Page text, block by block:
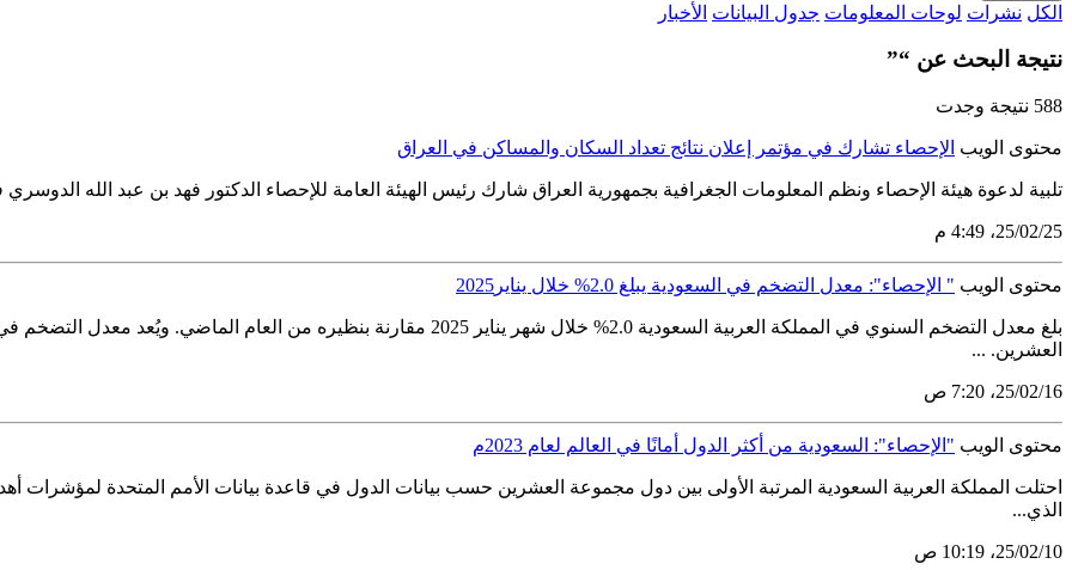
الكل نشرات لوحات المعلومات جدول البيانات الأخبار
نتيجة البحث عن “”
588 نتيجة وجدت
محتوى الويب الإحصاء تشارك في مؤتمر إعلان نتائج تعداد السكان والمساكن في العراق
تلبية لدعوة هيئة الإحصاء ونظم المعلومات الجغرافية بجمهورية العراق شارك رئيس الهيئة العامة للإحصاء الدكتور فهد بن عبد الله الدوسري
25‏/02‏/25، 4:49 م
محتوى الويب " الإحصاء": معدل التضخم في السعودية يبلغ 2.0% خلال يناير2025
بلغ معدل التضخم السنوي في المملكة العربية السعودية 2.0% خلال شهر يناير 2025 مقارنة
العشرين. ...
16‏/02‏/25، 7:20 ص
محتوى الويب "الإحصاء": السعودية من أكثر الدول أمانًا في العالم لعام 2023م
الذي...
10‏/02‏/25، 10:19 ص